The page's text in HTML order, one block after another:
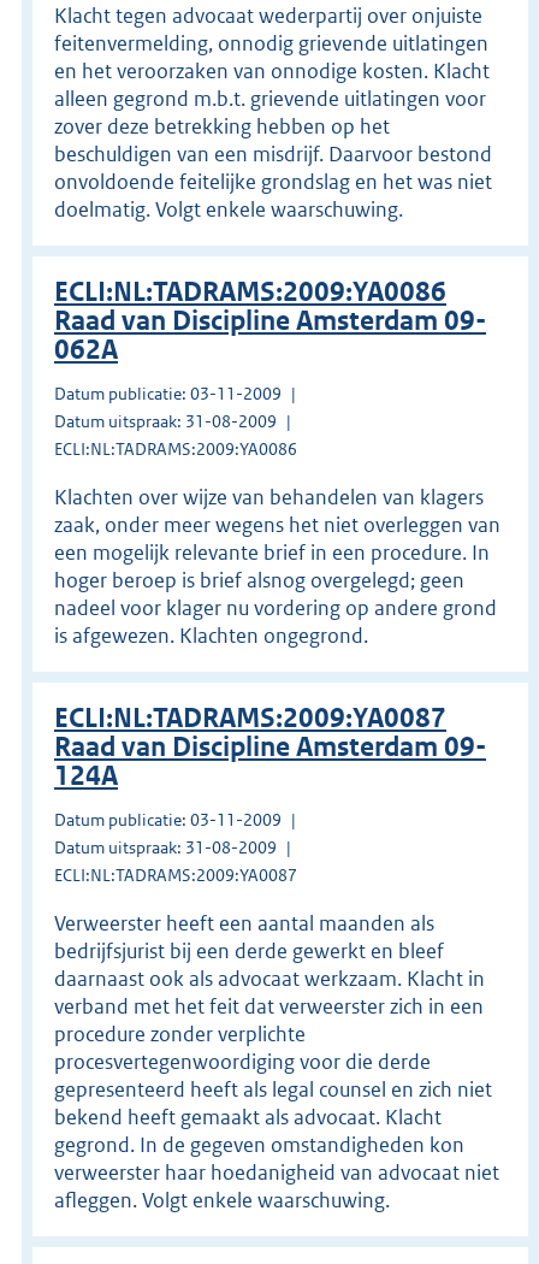
Klacht tegen advocaat wederpartij over onjuiste
feitenvermelding, onnodig grievende uitlatingen
en het veroorzaken van onnodige kosten. Klacht
alleen gegrond m.b.t. grievende uitlatingen voor
zover deze betrekking hebben op het
beschuldigen van een misdrijf. Daarvoor bestond
onvoldoende feitelijke grondslag en het was niet
doelmatig. Volgt enkele waarschuwing.
ECLI:NL:TADRAMS:2009:YA0086
Raad van Discipline Amsterdam 09-
062A
Datum publicatie: 03-11-2009
Datum uitspraak: 31-08-2009
ECLI:NL:TADRAMS:2009:YA0086
Klachten over wijze van behandelen van klagers
zaak, onder meer wegens het niet overleggen van
een mogelijk relevante brief in een procedure. In
hoger beroep is brief alsnog overgelegd; geen
nadeel voor klager nu vordering op andere grond
is afgewezen. Klachten ongegrond.
ECLI:NL:TADRAMS:2009:YA0087
Raad van Discipline Amsterdam 09-
124A
Datum publicatie: 03-11-2009
Datum uitspraak: 31-08-2009
ECLI:NL:TADRAMS:2009:YA0087
Verweerster heeft een aantal maanden als
bedrijfsjurist bij een derde gewerkt en bleef
daarnaast ook als advocaat werkzaam. Klacht in
verband met het feit dat verweerster zich in een
procedure zonder verplichte
procesvertegenwoordiging voor die derde
gepresenteerd heeft als legal counsel en zich niet
bekend heeft gemaakt als advocaat. Klacht
gegrond. In de gegeven omstandigheden kon
verweerster haar hoedanigheid van advocaat niet
afleggen. Volgt enkele waarschuwing.